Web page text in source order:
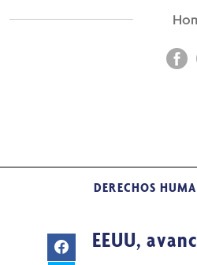
DERECHOS
EEUU,